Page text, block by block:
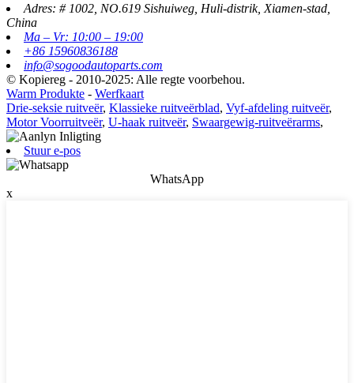
Adres: # 1002, NO.619 Sishuiweg, Huli-distrik, Xiamen-stad,
China
Ma – Vr: 10:00 – 19:00
+86 15960836188
info@sogoodautoparts.com
© Kopiereg - 2010-2025: Alle regte voorbehou.
Warm Produkte - Werfkaart
Drie-seksie ruitveër, Klassieke ruitveërblad, Vyf-afdeling ruitveër,
Motor Voorruitveër, U-haak ruitveër, Swaargewig-ruitveërarms,
Stuur e-pos
WhatsApp
x